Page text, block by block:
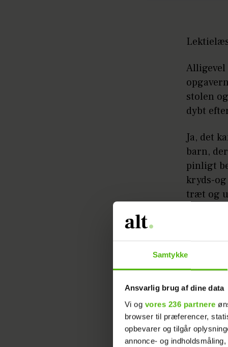
Samtykke
Ansvarlig brug af dine data
Vi og vores 236 partnere
browser til præferencer,
opbevarer og tilgår
annonce- og
stolen
dybt
Ja, det
barn,
pinligt
kryds-
træt og
Her